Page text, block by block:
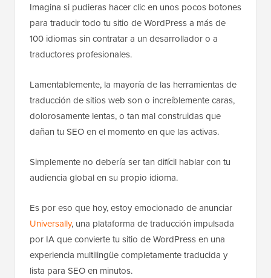
Imagina si pudieras hacer clic en unos pocos botones
para traducir todo tu sitio de WordPress a más de
100 idiomas sin contratar a un desarrollador o a
traductores profesionales.
Lamentablemente, la mayoría de las herramientas de
traducción de sitios web son o increíblemente caras,
dolorosamente lentas, o tan mal construidas que
dañan tu SEO en el momento en que las activas.
Simplemente no debería ser tan difícil hablar con tu
audiencia global en su propio idioma.
Es por eso que hoy, estoy emocionado de anunciar
Universally, una plataforma de traducción impulsada
por IA que convierte tu sitio de WordPress en una
experiencia multilingüe completamente traducida y
lista para SEO en minutos.